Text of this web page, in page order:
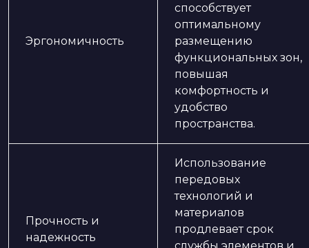
Эргономичность
способствует
оптимальному
размещению
функциональных зон,
повышая
комфортность и
удобство
пространства.
Прочность и
надежность
Использование
передовых
технологий и
материалов
продлевает срок